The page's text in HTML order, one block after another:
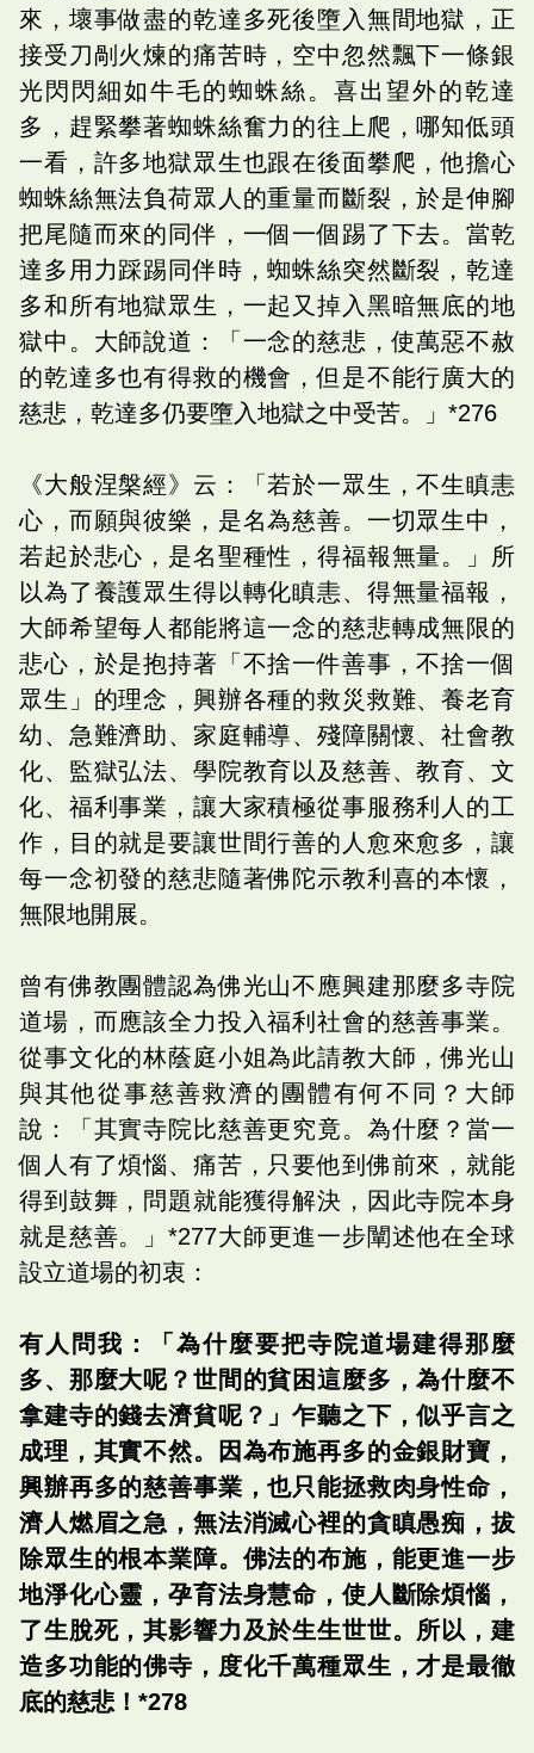
來，壞事做盡的乾達多死後墮入無間地獄，正
接受刀剮火煉的痛苦時，空中忽然飄下一條銀
光閃閃細如牛毛的蜘蛛絲。喜出望外的乾達
多，趕緊攀著蜘蛛絲奮力的往上爬，哪知低頭
一看，許多地獄眾生也跟在後面攀爬，他擔心
蜘蛛絲無法負荷眾人的重量而斷裂，於是伸腳
把尾隨而來的同伴，一個一個踢了下去。當乾
達多用力踩踢同伴時，蜘蛛絲突然斷裂，乾達
多和所有地獄眾生，一起又掉入黑暗無底的地
獄中。大師說道：「一念的慈悲，使萬惡不赦
的乾達多也有得救的機會，但是不能行廣大的
慈悲，乾達多仍要墮入地獄之中受苦。」*276
《大般涅槃經》云：「若於一眾生，不生瞋恚
心，而願與彼樂，是名為慈善。一切眾生中，
若起於悲心，是名聖種性，得福報無量。」所
以為了養護眾生得以轉化瞋恚、得無量福報，
大師希望每人都能將這一念的慈悲轉成無限的
悲心，於是抱持著「不捨一件善事，不捨一個
眾生」的理念，興辦各種的救災救難、養老育
幼、急難濟助、家庭輔導、殘障關懷、社會教
化、監獄弘法、學院教育以及慈善、教育、文
化、福利事業，讓大家積極從事服務利人的工
作，目的就是要讓世間行善的人愈來愈多，讓
每一念初發的慈悲隨著佛陀示教利喜的本懷，
無限地開展。
曾有佛教團體認為佛光山不應興建那麼多寺院
道場，而應該全力投入福利社會的慈善事業。
從事文化的林蔭庭小姐為此請教大師，佛光山
與其他從事慈善救濟的團體有何不同？大師
說：「其實寺院比慈善更究竟。為什麼？當一
個人有了煩惱、痛苦，只要他到佛前來，就能
得到鼓舞，問題就能獲得解決，因此寺院本身
就是慈善。」*277大師更進一步闡述他在全球
設立道場的初衷：
有人問我：「為什麼要把寺院道場建得那麼
多、那麼大呢？世間的貧困這麼多，為什麼不
拿建寺的錢去濟貧呢？」乍聽之下，似乎言之
成理，其實不然。因為布施再多的金銀財寶，
興辦再多的慈善事業，也只能拯救肉身性命，
濟人燃眉之急，無法消滅心裡的貪瞋愚痴，拔
除眾生的根本業障。佛法的布施，能更進一步
地淨化心靈，孕育法身慧命，使人斷除煩惱，
了生脫死，其影響力及於生生世世。所以，建
造多功能的佛寺，度化千萬種眾生，才是最徹
底的慈悲！*278